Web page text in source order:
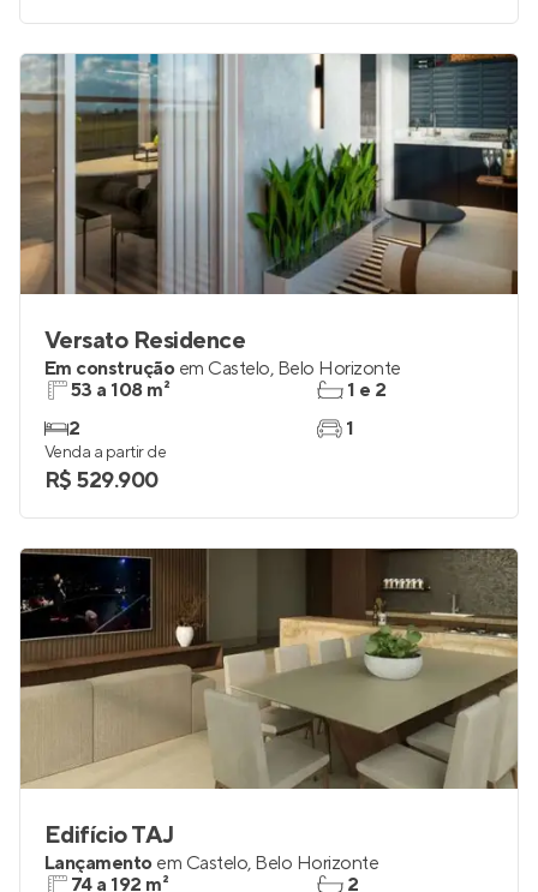
Versato Residence
Em construção em Castelo, Belo Horizonte
53 a 108 m²
2
1 e 2
1
Venda a partir de
R$ 529.900
Edifício TAJ
Lançamento em Castelo, Belo Horizonte
74 a 192 m²
2